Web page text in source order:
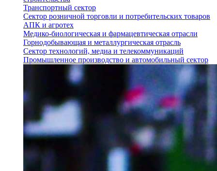
Транспортный сектор
Сектор розничной торговли и потребительских товаров
АПК и агротех
Медико-биологическая и фармацевтическая отрасли
Горнодобывающая и металлургическая отрасль
Сектор технологий, медиа и телекоммуникаций
Промышленное производство и автомобильный сектор